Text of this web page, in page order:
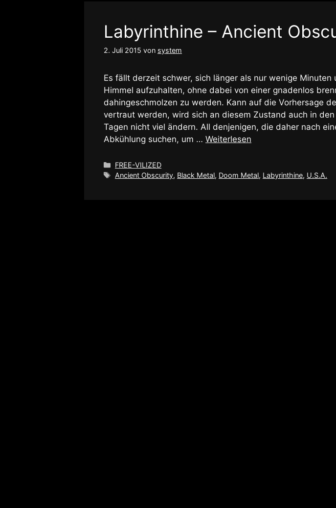
Labyrinthine – Ancient
2. Juli 2015 von system
Es fällt derzeit schwer, sich länger als nur wenige Minuten
Himmel aufzuhalten, ohne dabei von einer gnadenlos
dahingeschmolzen zu werden. Kann auf die Vorhersage
vertraut werden, wird sich an diesem Zustand auch in
Tagen nicht viel ändern. All denjenigen, die daher nach
Abkühlung suchen, um … Weiterlesen
Kategorien
FREE-VILIZED
Schlagwörter
Ancient Obscurity, Black Metal, Doom Metal, Labyrinthine, U.S.A.